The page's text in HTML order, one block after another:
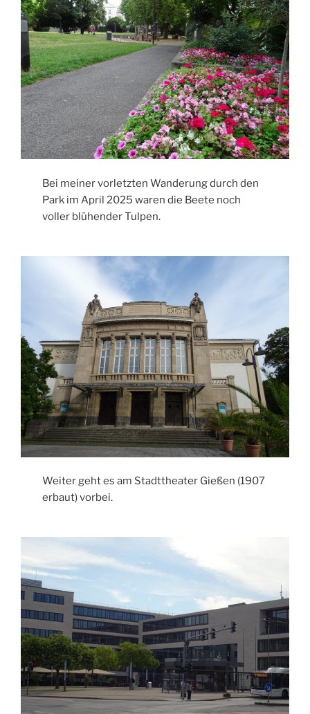
Bei meiner vorletzten Wanderung durch den
Park im April 2025 waren die Beete noch
voller blühender Tulpen.
Weiter geht es am Stadttheater Gießen (1907
erbaut) vorbei.